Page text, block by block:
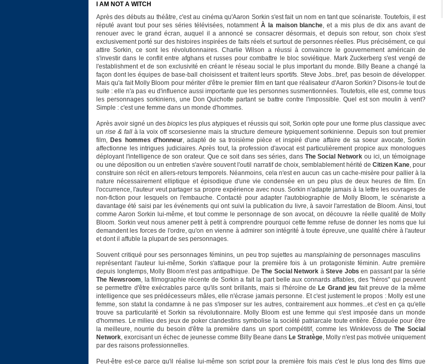
I AM NOT A WITCH
Après des débuts au théâtre, c'est au cinéma qu'Aaron Sorkin s'est fait un nom en tant que scénariste. Toutefois, il est
réputé avant tout pour ses séries télévisées, notamment À la maison blanche, et a mis plus de dix ans avant de
renouer avec le grand écran, auquel il a annoncé se consacrer désormais, et depuis son retour, son choix s'est
exclusivement porté sur des histoires inspirées de faits réels et surtout de personnes réelles. Plus précisément, ce qui
attire Sorkin, ce sont les révolutionnaires. Charlie Wilson a réussi à convaincre le gouvernement américain de
s'investir dans le conflit entre afghans et russes pour combattre le bloc soviétique. Mark Zuckerberg s'est vengé de
l'establishment et de son exclusivité en créant le réseau social le plus important du monde. Billy Beane a changé la
façon dont les équipes de base-ball choisissent et traitent leurs sportifs. Steve Jobs...bref, pas besoin de développer.
Mais qu'a fait Molly Bloom pour mériter d'être le premier film en tant que réalisateur d'Aaron Sorkin? Disons-le tout de
suite : elle n'a pas eu d'influence aussi importante que les personnes susmentionnées. Toutefois, elle est, comme tous
les personnages sorkiniens, une Don Quichotte partant se battre contre l'impossible. Quel est son moulin à vent?
Simple : c'est une femme dans un monde d'hommes.
Après avoir signé un desbiopics les plus atypiques et réussis qui soit, Sorkin opte pour une forme plus classique avec
un rise & fallà la voix off scorsesienne mais la structure demeure typiquement sorkinienne. Depuis son tout premier
film, Des hommes d'honneur, adapté de sa troisième pièce et inspiré d'une affaire de sa soeur avocate, Sorkin
affectionne les intrigues judiciaires. Après tout, la profession d'avocat est particulièrement propice aux monologues
déployant l'intelligence de son orateur. Que ce soit dans ses séries, dans The Social Network ou ici, un témoignage
ou une déposition ou un entretien s'avère souvent l'outil narratif de choix, semblablement hérité de Citizen Kane, pour
construire son récit en allers-retours temporels. Néanmoins, cela n'est en aucun cas un cache-misère pour pallier à la
nature nécessairement elliptique et épisodique d'une vie condensée en un peu plus de deux heures de film. En
l'occurrence, l'auteur veut partager sa propre expérience avec nous. Sorkin n'adapte jamais à la lettre les ouvrages de
non-fiction pour lesquels on l'embauche. Contacté pour adapter l'autobiographie de Molly Bloom, le scénariste a
davantage été saisi par les événements qui ont suivi la publication du livre, à savoir l'arrestation de Bloom. Ainsi, tout
comme Aaron Sorkin lui-même, et tout comme le personnage de son avocat, on découvre la réelle qualité de Molly
Bloom. Sorkin veut nous amener petit à petit à comprendre pourquoi cette femme refuse de donner les noms que lui
demandent les forces de l'ordre, qu'on en vienne à admirer son intégrité à toute épreuve, une qualité chère à l'auteur
et dont il affuble la plupart de ses personnages.
Souvent critiqué pour ses personnages féminins, un peu trop sujettes au mansplainingde personnages masculins
représentant l'auteur lui-même, Sorkin s'attaque pour la première fois à un protagoniste féminin. Autre première
depuis longtemps, Molly Bloom n'est pas antipathique. De The Social Network à Steve Jobs en passant par la série
The Newsroom, la filmographie récente de Sorkin a fait la part belle aux connards affables, des "héros" qui peuvent
se permettre d'être exécrables parce qu'ils sont brillants, mais si l'héroïne de Le Grand jeu fait preuve de la même
intelligence que ses prédécesseurs mâles, elle n'écrase jamais personne. Et c'est justement le propos : Molly est une
femme, son statut la condamne à ne pas s'imposer sur les autres, contrairement aux hommes...et c'est en ça qu'elle
trouve sa particularité et Sorkin sa révolutionnaire. Molly Bloom est une femme qui s'est imposée dans un monde
d'hommes. Le milieu des jeux de poker clandestins symbolise la société patriarcale toute entière. Éduquée pour être
la meilleure, nourrie du besoin d'être la première dans un sport compétitif, comme les Winklevoss de The Social
Network, exorcisant un échec de jeunesse comme Billy Beane dans Le Stratège, Molly n'est pas motivée uniquement
par des raisons professionnelles.
Peut-être est-ce parce qu'il réalise lui-même son script pour la première fois mais c'est le plus long des films que